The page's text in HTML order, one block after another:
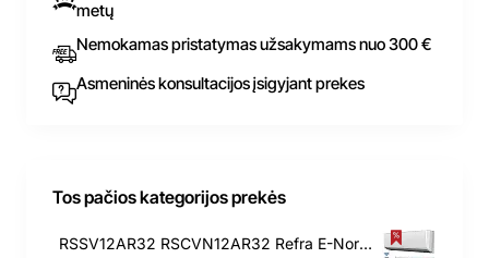
metų
Nemokamas pristatymas užsakymams nuo 300 €
Asmeninės konsultacijos įsigyjant prekes
Tos pačios kategorijos prekės
RSSV12AR32 RSCVN12AR32 Refra E-Nordic serijos 3.4/3.6 kW oro kondicionierius - šilumos siurblys